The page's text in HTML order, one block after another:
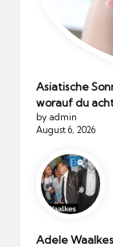
Asiatische
worauf du
by admin
August 6, 2026
Adele